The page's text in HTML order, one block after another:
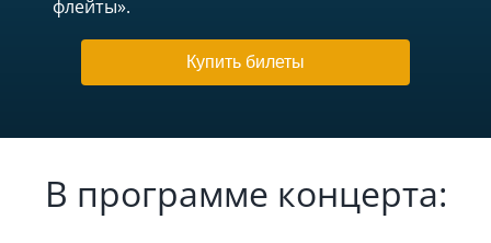
флейты».
Купить билеты
В программе концерта: